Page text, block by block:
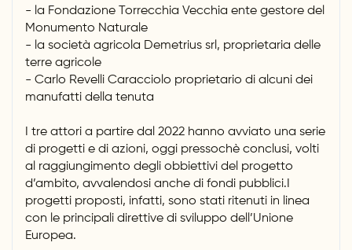
- la Fondazione Torrecchia Vecchia ente gestore del
Monumento Naturale
- la società agricola Demetrius srl, proprietaria delle
terre agricole
- Carlo Revelli Caracciolo proprietario di alcuni dei
manufatti della tenuta
I tre attori a partire dal 2022 hanno avviato una serie
di progetti e di azioni, oggi pressochè conclusi, volti
al raggiungimento degli obbiettivi del progetto
d’ambito, avvalendosi anche di fondi pubblici.I
progetti proposti, infatti, sono stati ritenuti in linea
con le principali direttive di sviluppo dell’Unione
Europea.